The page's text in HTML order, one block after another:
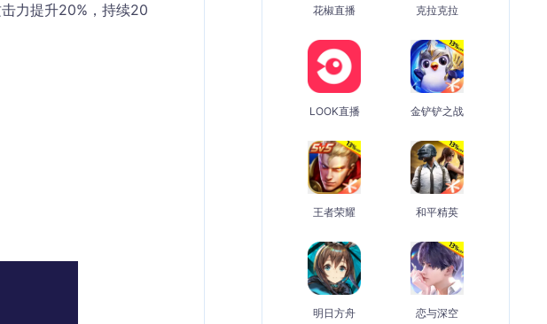
力提升20%，持续20
花椒直播 克拉克拉
LOOK直播 金铲铲之战
王者荣耀 和平精英
明日方舟 恋与深空